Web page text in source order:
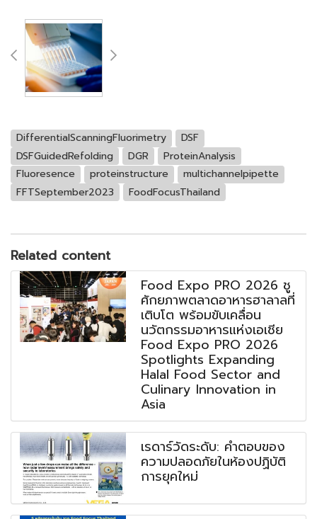
DifferentialScanningFluorimetry
DSF
DSFGuidedRefolding
DGR
ProteinAnalysis
Fluoresence
proteinstructure
multichannelpipette
FFTSeptember2023
FoodFocusThailand
Related content
Food Expo PRO 2026 ชู
ศักยภาพตลาดอาหารฮาลาลที่
เติบโต พร้อมขับเคลื่อน
นวัตกรรมอาหารแห่งเอเชีย
Food Expo PRO 2026
Spotlights Expanding
Halal Food Sector and
Culinary Innovation in
Asia
เรดาร์วัดระดับ: คำตอบของ
ความปลอดภัยในห้องปฏิบัติ
การยุคใหม่